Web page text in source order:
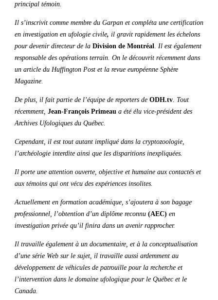
principal témoin.
Il s’inscrivit comme membre du Garpan et compléta une certification
en investigation en ufologie civile, il gravit rapidement les échelons
pour devenir directeur de la Division de Montréal. Il est également
responsable des opérations terrain. On le découvrit récemment dans
un article du Huffington Post et la revue européenne Sphère
Magazine.
De plus, il fait partie de l’équipe de reporters de ODH.tv. Tout
récemment, Jean-François Primeau a été élu vice-président des
Archives Ufologiques du Québec.
Cependant, il est tout autant impliqué dans la cryptozoologie,
l’archéologie interdite ainsi que les disparitions inexpliquées.
Il porte une attention ouverte, objective et humaine aux contactés et
aux témoins qui ont vécu des expériences insolites.
Actuellement en formation académique, s’ajoutera à son bagage
professionnel, l’obtention d’un diplôme reconnu (AEC) en
investigation privée qu’il finira dans un avenir rapprocher.
Il travaille également à un documentaire, et à la conceptualisation
d’une série Web sur le sujet, il travaille aussi ardemment au
développement de véhicules de patrouille pour la recherche et
l’intervention dans le domaine ufologique pour le Québec et le
Canada.